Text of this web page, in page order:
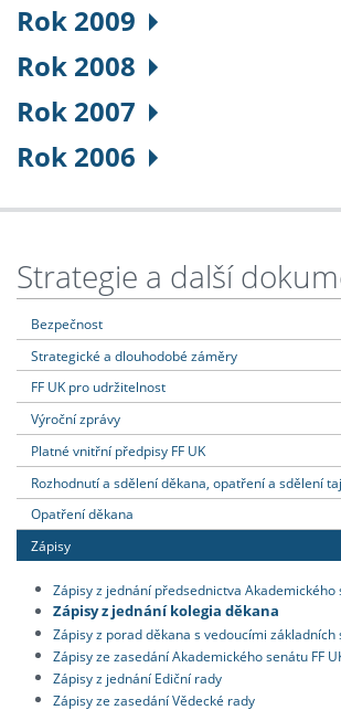
Rok 2009
Rok 2008
Rok 2007
Rok 2006
Strategie a další
Bezpečnost
Strategické a dlouhodobé záměry
FF UK pro udržitelnost
Výroční zprávy
Platné vnitřní předpisy FF UK
Rozhodnutí a sdělení děkana, opatření a sdělení
Opatření děkana
Zápisy
Zápisy z jednání předsednictva Akademického
Zápisy z jednání kolegia děkana
Zápisy z porad děkana s vedoucími základních
Zápisy ze zasedání Akademického senátu FF
Zápisy z jednání Ediční rady
Zápisy ze zasedání Vědecké rady